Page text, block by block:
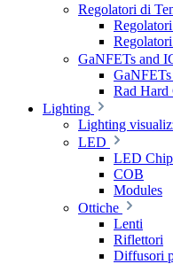
Regolatori di
GaNFETs and
Rad Hard
Lighting
Lighting
LED
LED Chip
COB
Modules
Ottiche
Lenti
Riflettori
Diffusori